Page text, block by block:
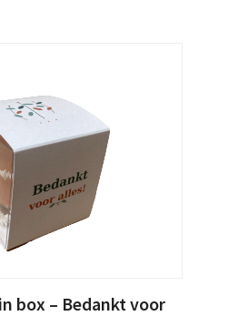
box – Bedankt voor